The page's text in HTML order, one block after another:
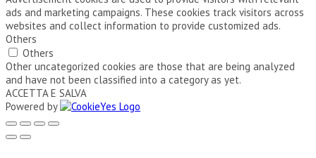
ads and marketing campaigns. These cookies track visitors across
websites and collect information to provide customized ads.
Others
Others
Other uncategorized cookies are those that are being analyzed
and have not been classified into a category as yet.
ACCETTA E SALVA
Powered by